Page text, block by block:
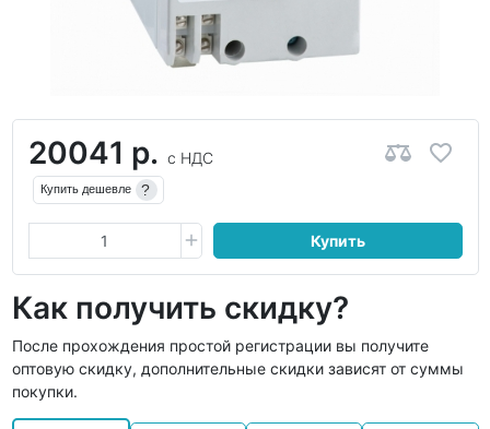
20041 р. с НДС
Купить дешевле ?
Купить
Как получить скидку?
После прохождения простой регистрации вы получите
оптовую скидку, дополнительные скидки зависят от суммы
покупки.